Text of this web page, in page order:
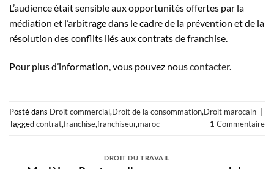
L’audience était sensible aux opportunités offertes par la
médiation et l’arbitrage dans le cadre de la prévention et de la
résolution des conflits liés aux contrats de franchise.
Pour plus d’information, vous pouvez nouscontacter.
Posté dans Droit commercial,Droit de la consommation,Droit marocain
Taggedcontrat,franchise,franchiseur,maroc 1 Commentaire
DROIT DU TRAVAIL